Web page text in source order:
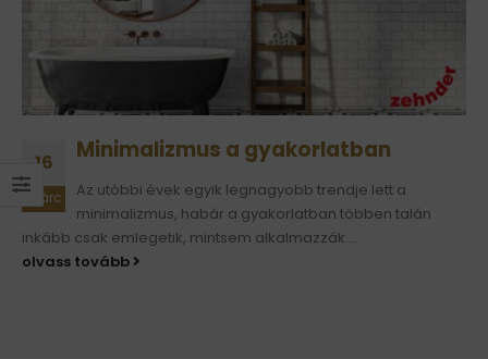
16
márc
Minimalizmus a gyakorlatban
Az utóbbi évek egyik legnagyobb trendje lett a
minimalizmus, habár a gyakorlatban többen talán
inkább csak emlegetik, mintsem alkalmazzák....
olvass tovább